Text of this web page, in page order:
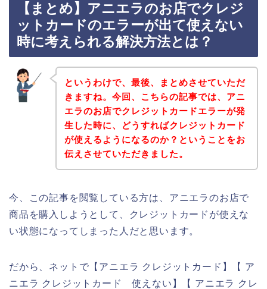
【まとめ】アニエラのお店でクレジ
ットカードのエラーが出て使えない
時に考えられる解決方法とは？
というわけで、最後、まとめさせていただ
きますね。今回、こちらの記事では、アニ
エラのお店でクレジットカードエラーが発
生した時に、どうすればクレジットカード
が使えるようになるのか？ということをお
伝えさせていただきました。
今、この記事を閲覧している方は、アニエラのお店で
商品を購入しようとして、クレジットカードが使えな
い状態になってしまった人だと思います。
だから、ネットで【アニエラ クレジットカード】【 ア
ニエラ クレジットカード 使えない】【 アニエラ クレ